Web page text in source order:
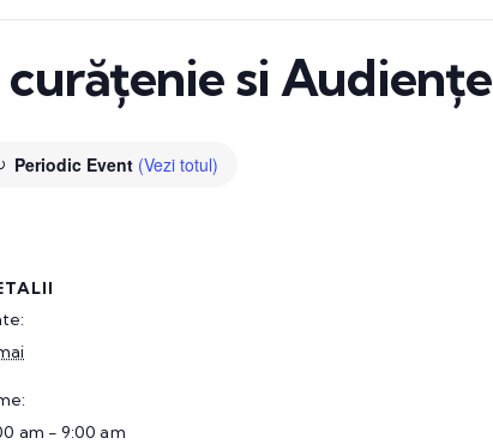
curățenie si Audiențe
Periodic Event (Vezi totul)
am - 9:00 am